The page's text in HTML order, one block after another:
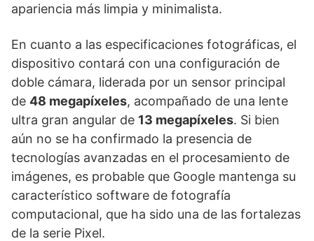
apariencia más limpia y minimalista.
En cuanto a las especificaciones fotográficas, el
dispositivo contará con una configuración de
doble cámara, liderada por un sensor principal
de 48 megapíxeles, acompañado de una lente
ultra gran angular de 13 megapíxeles. Si bien
aún no se ha confirmado la presencia de
tecnologías avanzadas en el procesamiento de
imágenes, es probable que Google mantenga su
característico software de fotografía
computacional, que ha sido una de las fortalezas
de la serie Pixel.